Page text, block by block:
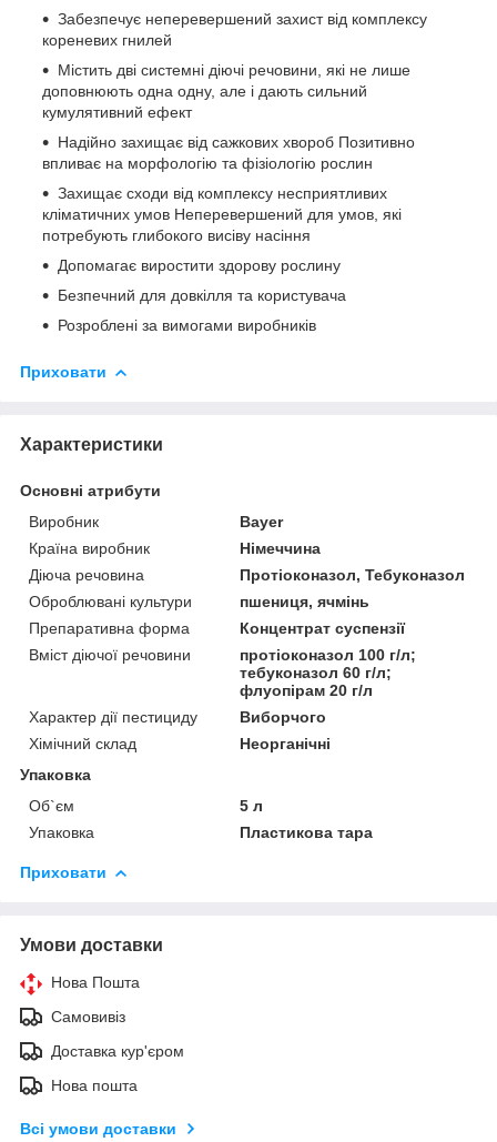
Забезпечує неперевершений захист від комплексу
кореневих гнилей
Містить дві системні діючі речовини, які не лише
доповнюють одна одну, але і дають сильний
кумулятивний ефект
Надійно захищає від сажкових хвороб Позитивно
впливає на морфологію та фізіологію рослин
Захищає сходи від комплексу несприятливих
кліматичних умов Неперевершений для умов, які
потребують глибокого висіву насіння
Допомагає виростити здорову рослину
Безпечний для довкілля та користувача
Розроблені за вимогами виробників
Приховати
Характеристики
Основні атрибути
Виробник
Bayer
Країна виробник
Німеччина
Діюча речовина
Протіоконазол, Тебуконазол
Оброблювані культури
пшениця, ячмінь
Препаративна форма
Концентрат суспензії
Вміст діючої речовини
протіоконазол 100 г/л;
тебуконазол 60 г/л;
флуопірам 20 г/л
Характер дії пестициду
Виборчого
Хімічний склад
Неорганічні
Упаковка
Об`єм
5 л
Упаковка
Пластикова тара
Приховати
Умови доставки
Нова Пошта
Самовивіз
Доставка кур'єром
Нова пошта
Всі умови доставки